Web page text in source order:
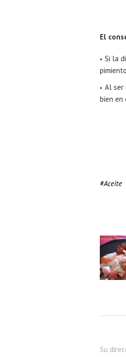
El
Si la
Al ser
bien en
Aceite
Su